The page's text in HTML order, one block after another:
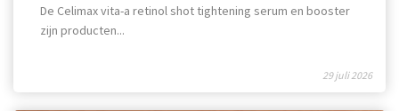
29 juli 2026
De Celimax vita-a retinol shot tightening serum en booster
zijn producten...